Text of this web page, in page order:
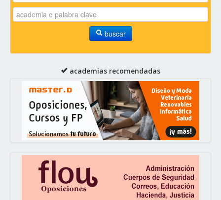
buscar
academias recomendadas